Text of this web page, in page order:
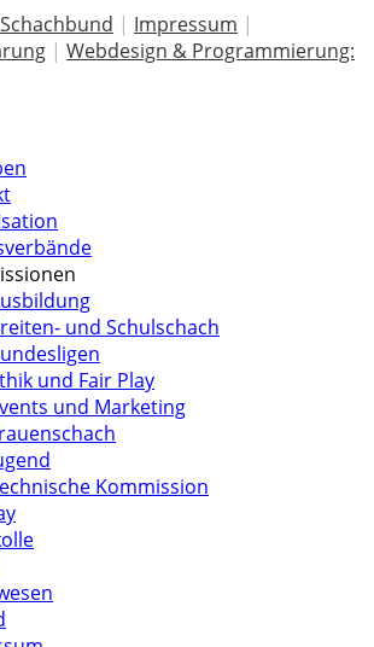
| Impressum |
| Webdesign & Programmierung:
und Schulschach
und Fair Play
und Marketing
Kommission